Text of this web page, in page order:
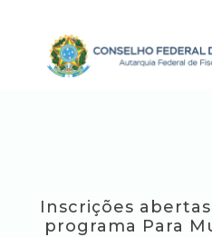
Inscrições
programa Para